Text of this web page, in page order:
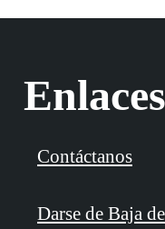
Contáctanos
Darse de Baja